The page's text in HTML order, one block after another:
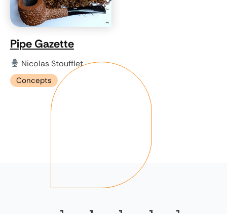
Pipe Gazette
Nicolas Stoufflet
Concepts